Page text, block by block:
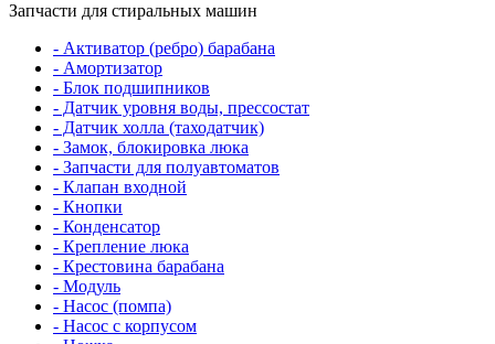
Запчасти для стиральных машин
- Активатор (ребро) барабана
- Амортизатор
- Блок подшипников
- Датчик уровня воды, прессостат
- Датчик холла (таходатчик)
- Замок, блокировка люка
- Запчасти для полуавтоматов
- Клапан входной
- Кнопки
- Конденсатор
- Крепление люка
- Крестовина барабана
- Модуль
- Насос (помпа)
- Насос c корпусом